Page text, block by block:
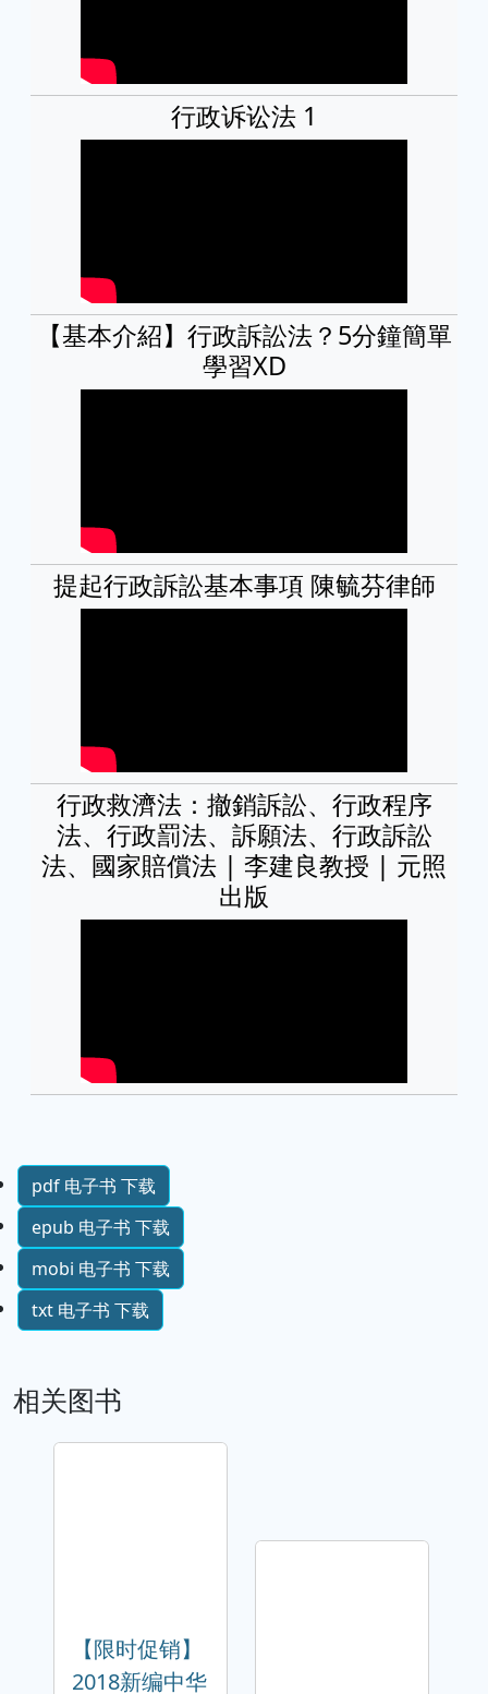
行政诉讼法 1
【基本介紹】行政訴訟法？5分鐘簡單
學習XD
提起行政訴訟基本事項 陳毓芬律師
行政救濟法：撤銷訴訟、行政程序
法、行政罰法、訴願法、行政訴訟
法、國家賠償法 | 李建良教授 | 元照
出版
pdf 电子书 下载
epub 电子书 下载
mobi 电子书 下载
txt 电子书 下载
相关图书
【限时促销】
2018新编中华